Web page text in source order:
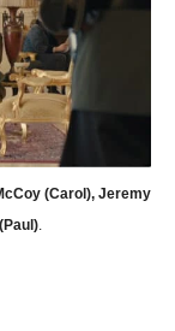
(Carol), Jeremy
.